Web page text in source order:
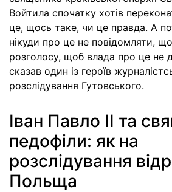
Войтила спочатку хотів
це, щось таке, чи це правда. А
нікуди про це не повідомляти,
розголосу, щоб влада про це не
сказав один із героїв
розслідування Гутовського.
Іван Павло ІІ та
педофіли: як на
розслідування
Польща